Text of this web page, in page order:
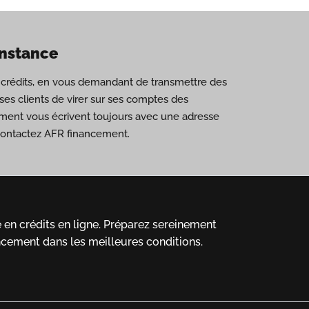
en vous demandant de transmettre des
clients de virer sur ses comptes des
vous écrivent toujours avec une adresse
AFR financement.
crédits en ligne. Préparez sereinement
dans les meilleures conditions.